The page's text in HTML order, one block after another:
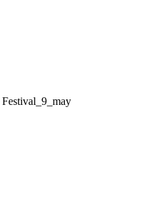
Festival_9_may